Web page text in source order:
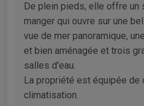
De plein pieds, elle offre un
manger qui ouvre sur une
vue de mer panoramique,
et bien aménagée et trois
salles d'eau.
La propriété est équipée de
climatisation.